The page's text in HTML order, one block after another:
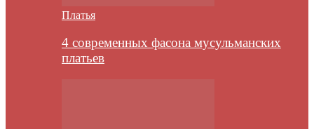
Платья
4 современных фасона мусульманских
платьев